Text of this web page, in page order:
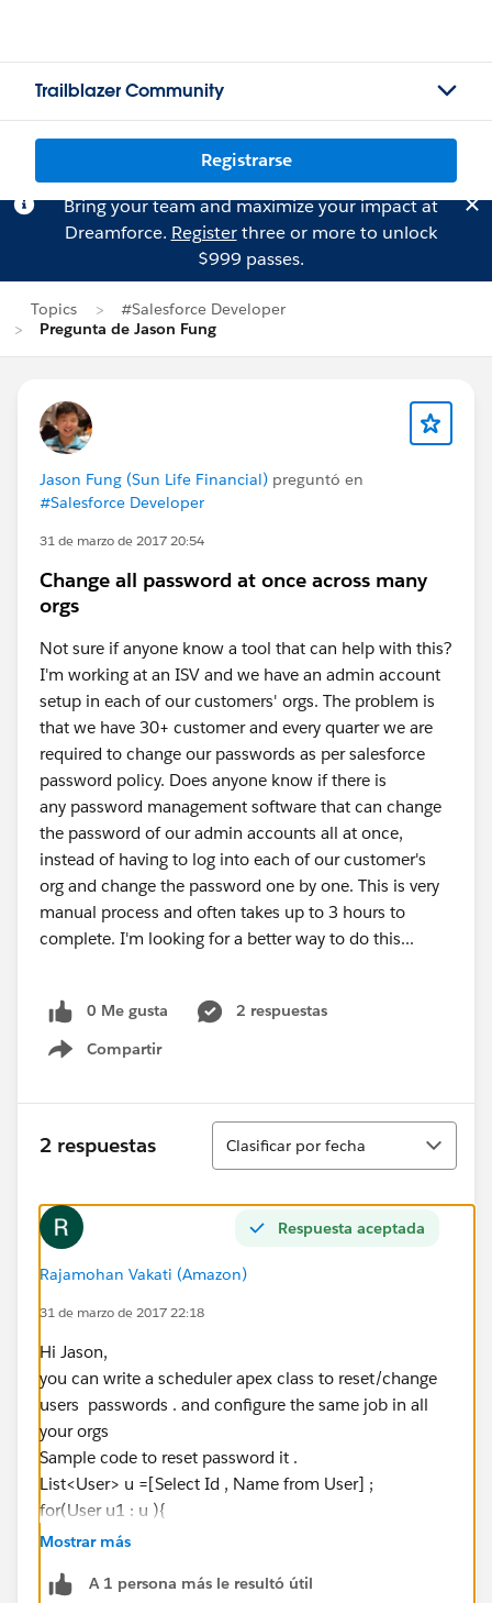
Trailblazer Community
Registrarse
Bring your team and maximize your impact at
Dreamforce. Registerthree or more to unlock
$999 passes.
Topics
#Salesforce Developer
Pregunta de Jason Fung
Jason Fung (Sun Life Financial) preguntó en
#Salesforce Developer
31 de marzo de 2017 20:54
Change all password at once across many
orgs
Not sure if anyone know a tool that can help with this?
I'm working at an ISV and we have an admin account
setup in each of our customers' orgs. The problem is
that we have 30+ customer and every quarter we are
required to change our passwords as per salesforce
password policy. Does anyone know if there is
any password management software that can change
the password of our admin accounts all at once,
instead of having to log into each of our customer's
org and change the password one by one. This is very
manual process and often takes up to 3 hours to
complete. I'm looking for a better way to do this...
0 Me gusta
2 respuestas
Compartir
Show menu
2 respuestas
Ordenar
Clasificar por fecha
Respuesta aceptada
Rajamohan Vakati (Amazon)
31 de marzo de 2017 22:18
Hi Jason,
you can write a scheduler apex class to reset/change
users passwords . and configure the same job in all
your orgs
Sample code to reset password it .
List<User> u =[Select Id , Name from User] ;
for(User u1 : u ){
System.resetPassword(
Thanks ,
Mostrar más
A 1 persona más le resultó útil